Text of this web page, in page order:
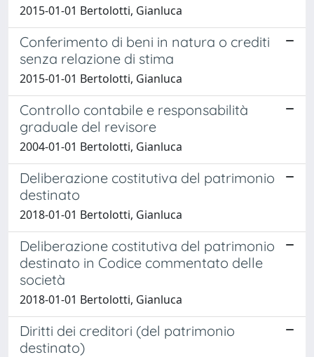
2015-01-01 Bertolotti, Gianluca
Conferimento di beni in natura o crediti
senza relazione di stima
2015-01-01 Bertolotti, Gianluca
Controllo contabile e responsabilità
graduale del revisore
2004-01-01 Bertolotti, Gianluca
Deliberazione costitutiva del patrimonio
destinato
2018-01-01 Bertolotti, Gianluca
Deliberazione costitutiva del patrimonio
destinato in Codice commentato delle
società
2018-01-01 Bertolotti, Gianluca
Diritti dei creditori (del patrimonio
destinato)